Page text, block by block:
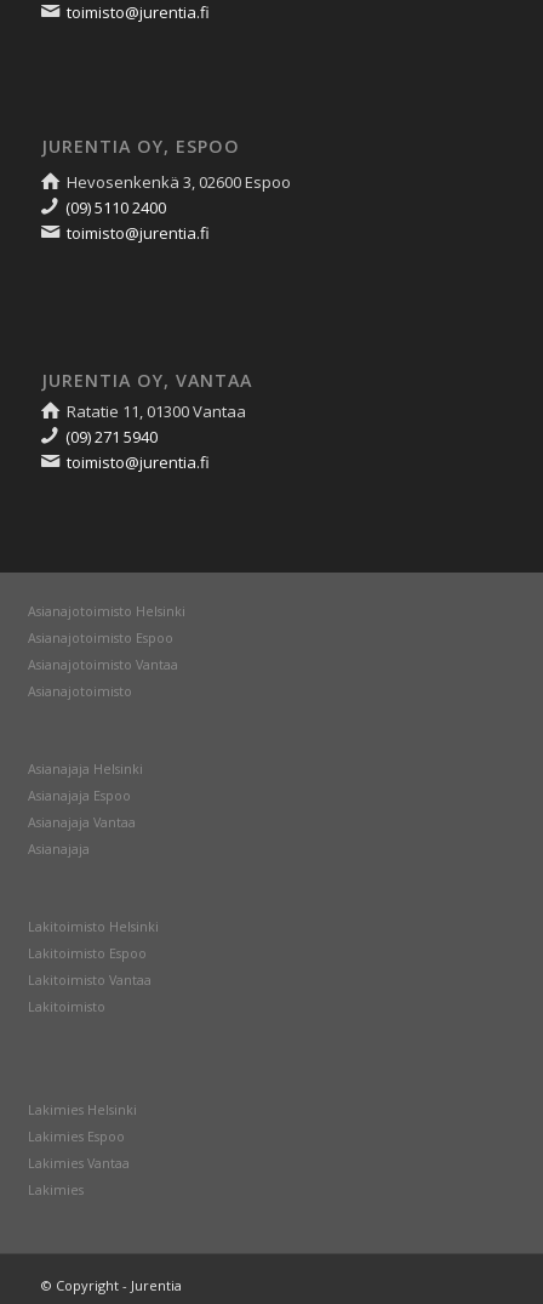
toimisto@jurentia.fi
JURENTIA OY, ESPOO
Hevosenkenkä 3, 02600 Espoo
(09) 5110 2400
toimisto@jurentia.fi
JURENTIA OY, VANTAA
Ratatie 11, 01300 Vantaa
(09) 271 5940
toimisto@jurentia.fi
Asianajotoimisto Helsinki
Asianajotoimisto Espoo
Asianajotoimisto Vantaa
Asianajotoimisto
Asianajaja Helsinki
Asianajaja Espoo
Asianajaja Vantaa
Asianajaja
Lakitoimisto Helsinki
Lakitoimisto Espoo
Lakitoimisto Vantaa
Lakitoimisto
Lakimies Helsinki
Lakimies Espoo
Lakimies Vantaa
Lakimies
© Copyright - Jurentia